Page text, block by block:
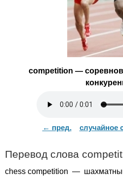
competition —
← пред. случайное
Перевод слова
chess competition —